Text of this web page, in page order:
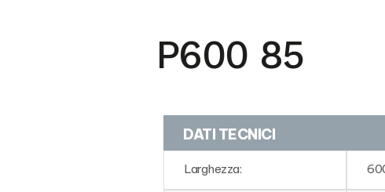
P600 85
DATI TECNICI
Larghezza: